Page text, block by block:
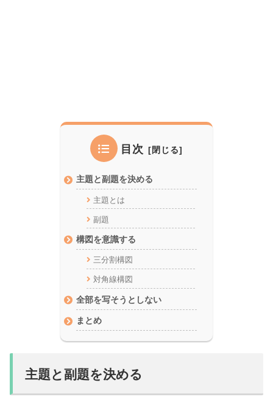
目次
主題と副題を決める
主題とは
副題
構図を意識する
三分割構図
対角線構図
全部を写そうとしない
まとめ
主題と副題を決める